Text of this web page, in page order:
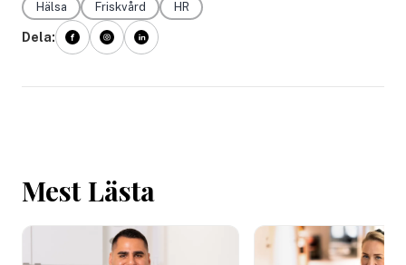
Hälsa Friskvård HR
Dela:
Mest Lästa